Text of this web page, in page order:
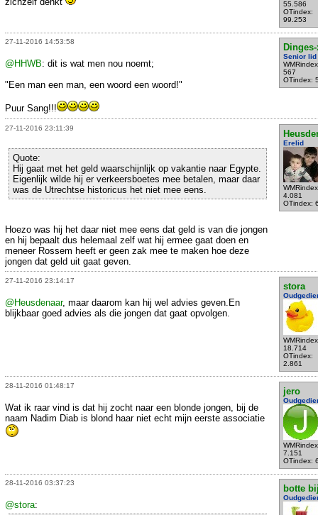
55.586
OTindex:
99.253
27-11-2016 14:53:58
Senior lid
567
OTindex:
@HHWB: dit is wat men nou noemt;
"Een man een man, een woord een woord!"
Puur Sang!!!
27-11-2016 23:11:39
Erelid
4.081
OTindex:
Quote:
Hij gaat met het geld waarschijnlijk op vakantie naar Egypte.
Eigenlijk wilde hij er verkeersboetes mee betalen, maar daar
was de Utrechtse historicus het niet mee eens.
Hoezo was hij het daar niet mee eens dat geld is van die jongen
en hij bepaalt dus helemaal zelf wat hij ermee gaat doen en
meneer Rossem heeft er geen zak mee te maken hoe deze
jongen dat geld uit gaat geven.
27-11-2016 23:14:17
stora
18.714
OTindex:
2.861
@Heusdenaar, maar daarom kan hij wel advies geven.En
blijkbaar goed advies als die jongen dat gaat opvolgen.
28-11-2016 01:48:17
jero
7.151
OTindex:
Wat ik raar vind is dat hij zocht naar een blonde jongen, bij de
naam Nadim Diab is blond haar niet echt mijn eerste associatie
28-11-2016 03:37:23
botte
@stora: